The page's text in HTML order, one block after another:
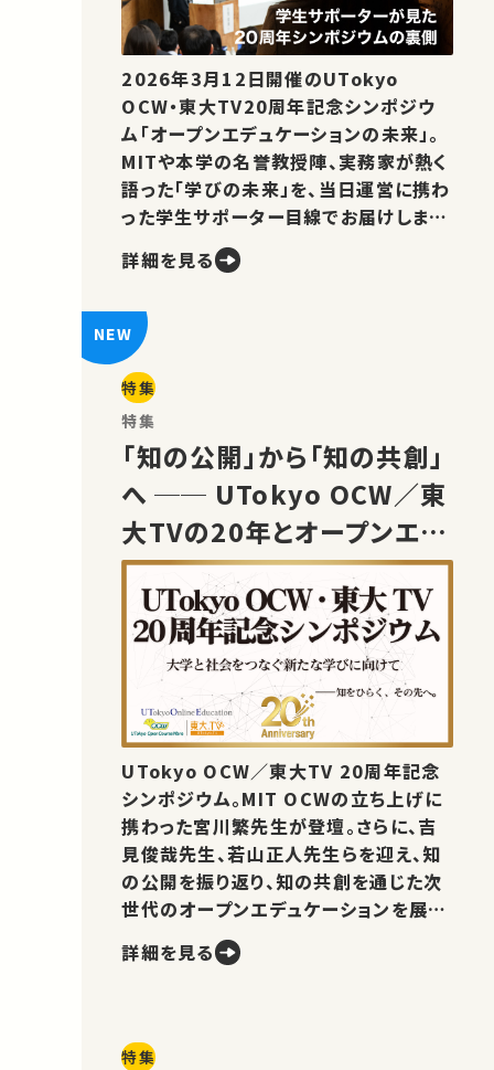
2026年3月12日開催のUTokyo
OCW・東大TV20周年記念シンポジウ
ム「オープンエデュケーションの未来」。
MITや本学の名誉教授陣、実務家が熱く
語った「学びの未来」を、当日運営に携わ
った学生サポーター目線でお届けしま
詳細を見る
特集
特集
「知の公開」から「知の共創」
へ ── UTokyo OCW／東
大TVの20年とオープンエデ
ュケーションの未来
UTokyo OCW／東大TV 20周年記念
シンポジウム。MIT OCWの立ち上げに
携わった宮川繁先生が登壇。さらに、吉
見俊哉先生、若山正人先生らを迎え、知
の公開を振り返り、知の共創を通じた次
世代のオープンエデュケーションを展望
詳細を見る
特集